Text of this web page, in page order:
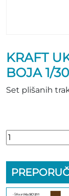
KRAFT
BOJA 1/
Set plišanih